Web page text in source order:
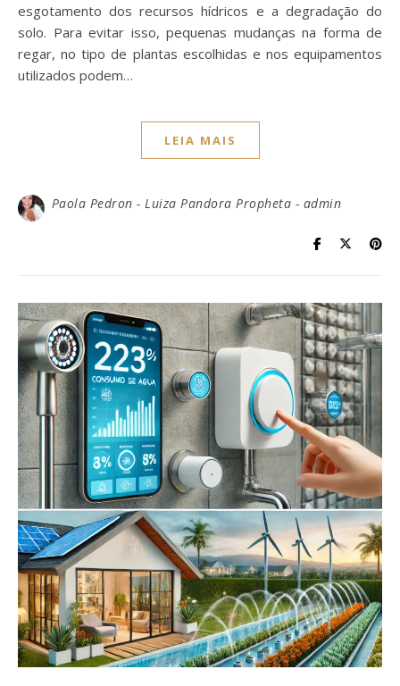
esgotamento dos recursos hídricos e a degradação do
solo. Para evitar isso, pequenas mudanças na forma de
regar, no tipo de plantas escolhidas e nos equipamentos
utilizados podem…
LEIA MAIS
Paola Pedron - Luiza Pandora Propheta - admin